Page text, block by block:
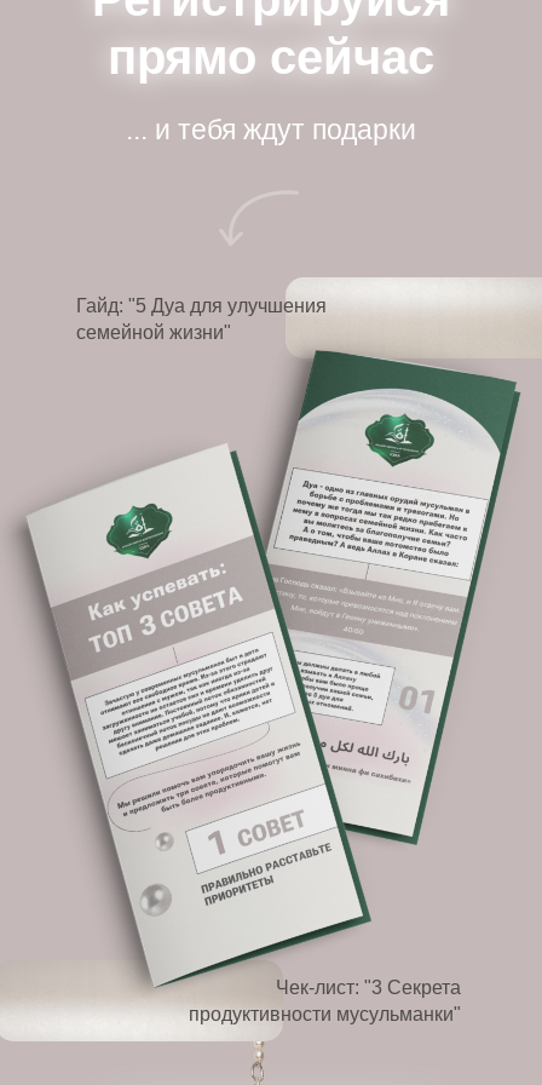
прямо сейчас
... и тебя ждут подарки
прямо сейчас
Гайд: "5 Дуа для улучшения
семейной жизни"
Чек-лист: "3 Секрета
продуктивности мусульманки"